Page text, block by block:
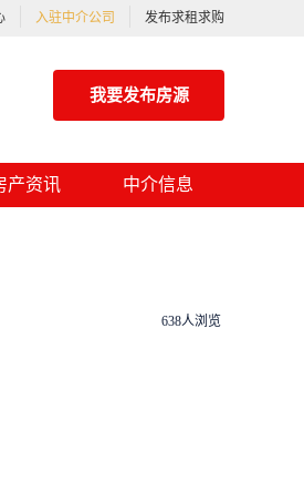
入驻中介公司 发布求租求购
我要发布房源
产资讯 中介信息
638人浏览